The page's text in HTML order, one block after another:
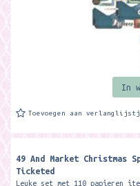
In
Toevoegen aan
49 And Market Christmas
Ticketed
Leuke set met 110 papieren